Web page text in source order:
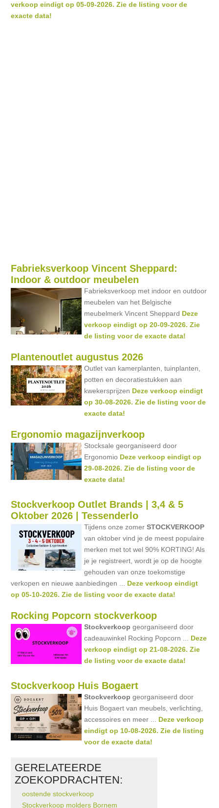
verkoop eindigt op 05-09-2026. Zie de listing voor de
exacte data!
Fabrieksverkoop Vincent Sheppard:
Indoor & outdoor meubelen
Fabrieksverkoop met indoor en outdoor
meubelen van het Belgische
meubelmerk Vincent Sheppard Deze
verkoop eindigt op 20-09-2026. Zie
de listing voor de exacte data!
Plantenoutlet augustus 2026
Outlet van kamerplanten, tuinplanten,
potten en decoratiestukken aan
kwekersprijzen Deze verkoop eindigt
op 30-08-2026. Zie de listing voor de
exacte data!
Ergonomio magazijnverkoop
Stocksale georganiseerd door
Ergonomio Deze verkoop eindigt op
29-08-2026. Zie de listing voor de
exacte data!
Stockverkoop Outlet Brands | 3,4 & 5
Oktober 2026 | Tessenderlo
Tijdens onze zomerSTOCKVERKOOP
van oktober vind je de meest populaire
merken met tot wel 90% KORTING! Als
je je registreert, wordt je op de hoogte
gehouden van onze toekomstige
verkopen en nieuwe aanbiedingen ... Deze verkoop eindigt
op 05-10-2026. Zie de listing voor de exacte data!
Rocking Popcorn stockverkoop
Stockverkoop georganiseerd door
cadeauwinkel Rocking Popcorn ... Deze
verkoop eindigt op 21-08-2026. Zie
de listing voor de exacte data!
Stockverkoop Huis Bogaert
Stockverkoop georganiseerd door
Huis Bogaert van meubels, verlichting,
accessoires en meer ... Deze verkoop
eindigt op 10-08-2026. Zie de listing
voor de exacte data!
GERELATEERDE
ZOEKOPDRACHTEN:
oostende stockverkoop
Stockverkoop molders Bornem